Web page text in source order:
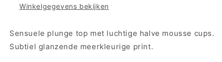
Mousse
-
4012519
Mousse
-
Cairo
4012519
Winkelgegevens bekijken
Sensuele plunge top met luchtige halve mousse cups.
Subtiel glanzende meerkleurige print.